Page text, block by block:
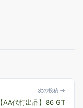
次の投稿 →
【AA代行出品】86 GT